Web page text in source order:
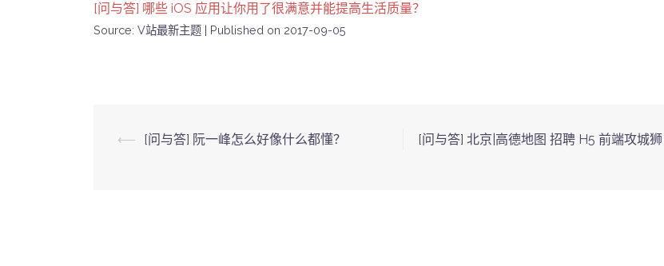
[问与答] 哪些 iOS 应用让你用了很满意并能提高生活质量？
Source: V站最新主题 Published on 2017-09-05
Post
⟵ [问与答] 阮一峰怎么好像什么都懂？ [问与答] 北京|高德地图 招聘 H5 前端攻城狮